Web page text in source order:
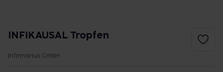
INFIKAUSAL Tropfen
Infirmarius GmbH